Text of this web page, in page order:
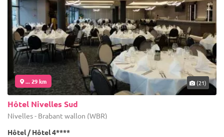
... 29 km (21)
Hôtel Nivelles Sud
Nivelles - Brabant wallon (WBR)
Hôtel / Hôtel 4****